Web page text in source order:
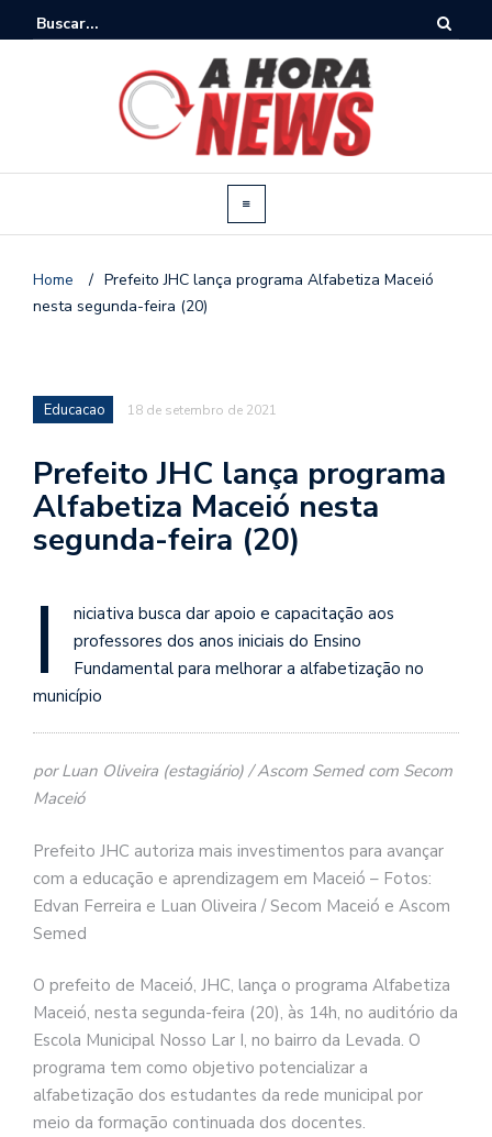
Home / Prefeito JHC lança programa Alfabetiza Maceió
nesta segunda-feira (20)
Educacao 18 de setembro de 2021
Prefeito JHC lança programa
Alfabetiza Maceió nesta
segunda-feira (20)
I
niciativa busca dar apoio e capacitação aos
professores dos anos iniciais do Ensino
Fundamental para melhorar a alfabetização no
município
por Luan Oliveira (estagiário) / Ascom Semed com Secom
Maceió
Prefeito JHC autoriza mais investimentos para avançar
com a educação e aprendizagem em Maceió – Fotos:
Edvan Ferreira e Luan Oliveira / Secom Maceió e Ascom
Semed
O prefeito de Maceió, JHC, lança o programa Alfabetiza
Maceió, nesta segunda-feira (20), às 14h, no auditório da
Escola Municipal Nosso Lar I, no bairro da Levada. O
programa tem como objetivo potencializar a
alfabetização dos estudantes da rede municipal por
meio da formação continuada dos docentes.